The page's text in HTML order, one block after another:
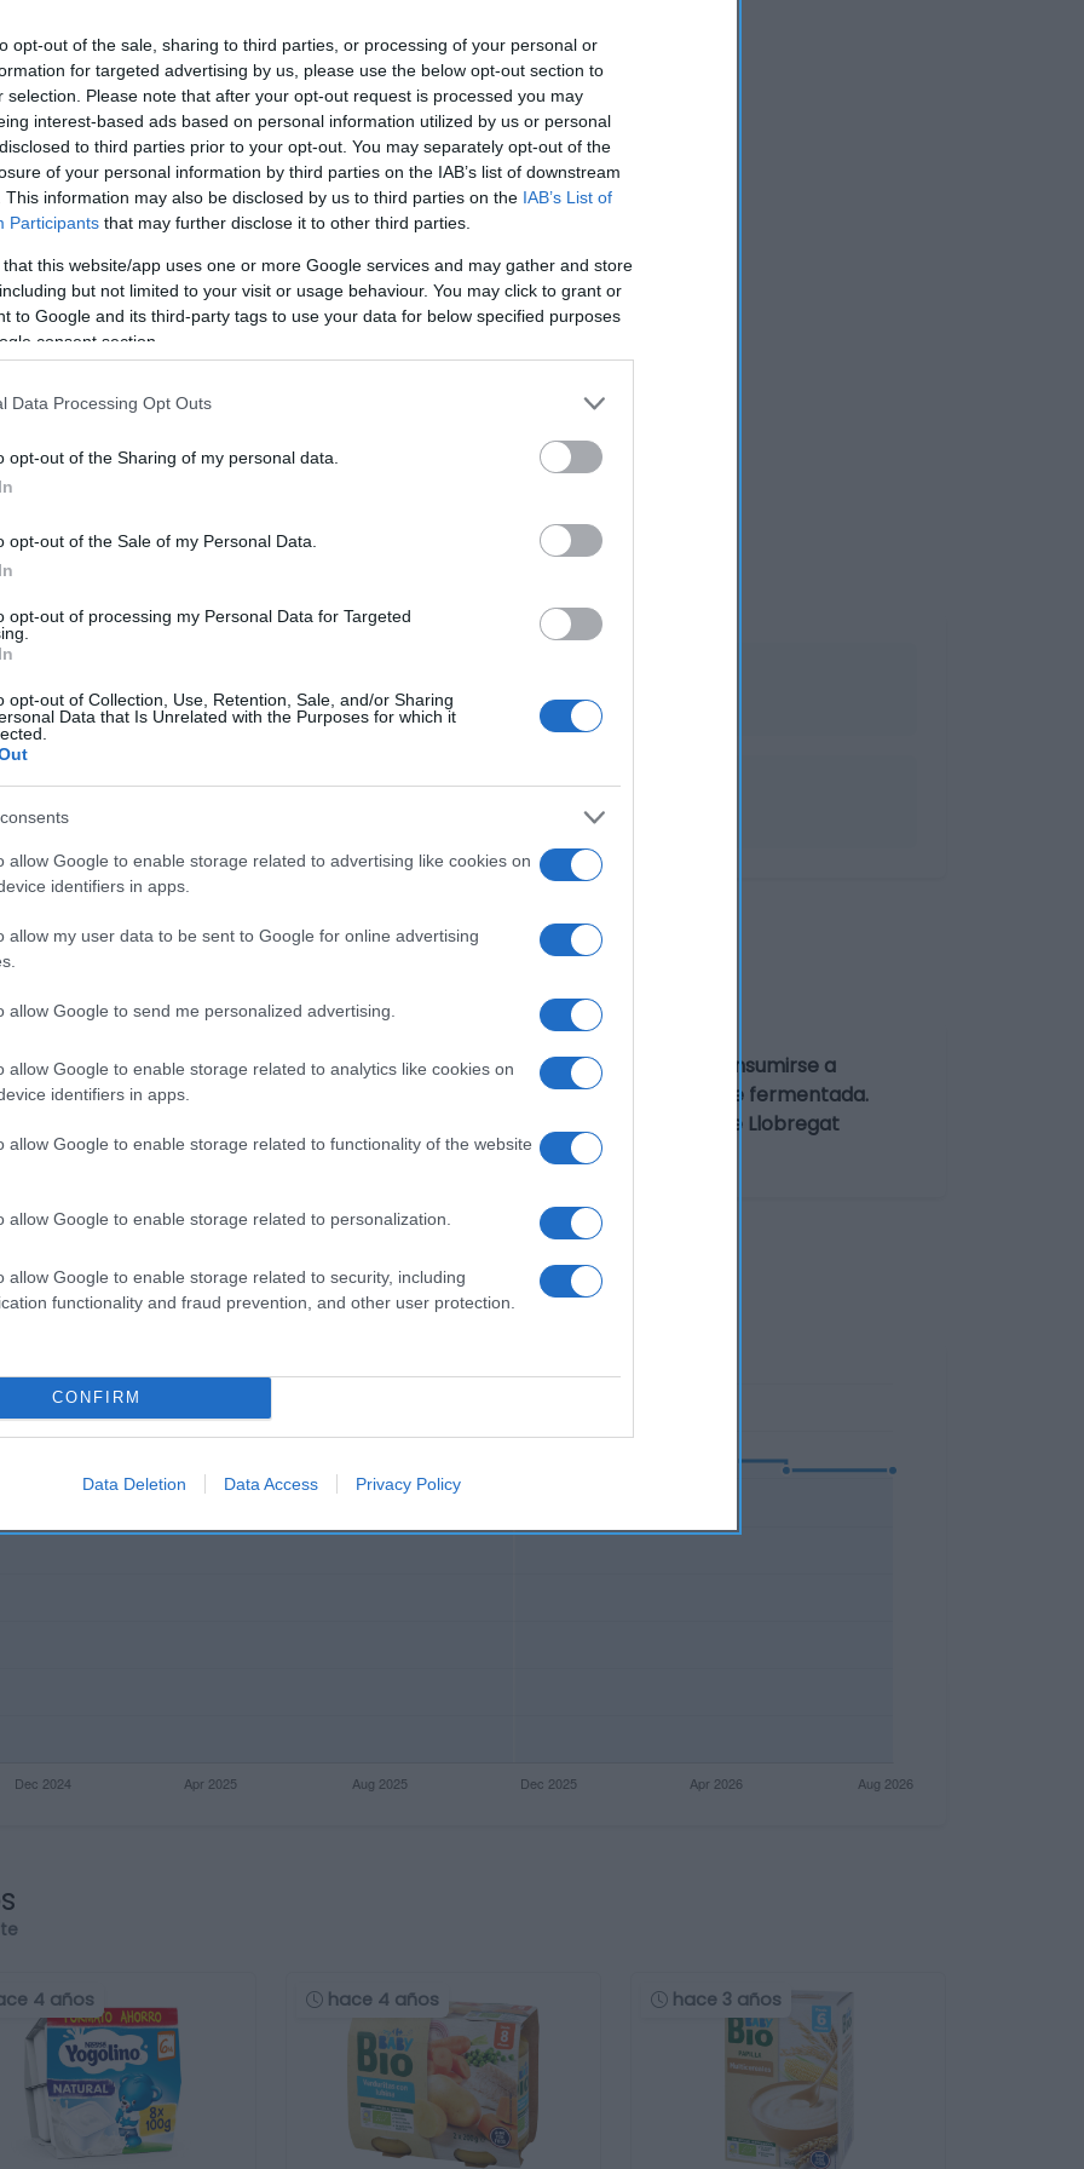
opt-out of the sale, sharing to third parties, or processing of your personal or
for targeted advertising by us, please use the below opt-out section to
selection. Please note that after your opt-out request is processed you may
interest-based ads based on personal information utilized by us or personal
to third parties prior to your opt-out. You may separately opt-out of the
of your personal information by third parties on the IAB’s list of downstream
This information may also be disclosed by us to third parties on the IAB’s List of
Participants that may further disclose it to other third parties.
that this website/app uses one or more Google services and may gather and store
but not limited to your visit or usage behaviour. You may click to grant or
to Google and its third-party tags to use your data for below specified purposes
consent section.
Data Processing Opt Outs
opt-out of the Sharing of my personal data.
opt-out of the Sale of my Personal Data.
opt-out of processing my Personal Data for Targeted
opt-out of Collection, Use, Retention, Sale, and/or Sharing
Data that Is Unrelated with the Purposes for which it
allow Google to enable storage related to advertising like cookies on
identifiers in apps.
allow my user data to be sent to Google for online advertising
allow Google to send me personalized advertising.
allow Google to enable storage related to analytics like cookies on
identifiers in apps.
allow Google to enable storage related to functionality of the website
allow Google to enable storage related to personalization.
allow Google to enable storage related to security, including
functionality and fraud prevention, and other user protection.
CONFIRM
Data Deletion Data Access Privacy Policy
Producto actual
CARREFOUR
3,09€
-3,13%
Alimentación infantil
Seguimiento desde
consumo una vez abierto el envase: No necesita frío, puede guardarse y consumirse a
conserva en el frigorífico 24h. Denominación legal: Alimento infantil. Leche fermentada.
NESTLÉ ESPAÑA, S.A. C/ Clara Campoamor, nº2 08950 Esplugues de Llobregat
social fabricante/envasador: Nestlé España, S.A. Contenido neto: 400 g
4 años hace 4 años hace 3 años